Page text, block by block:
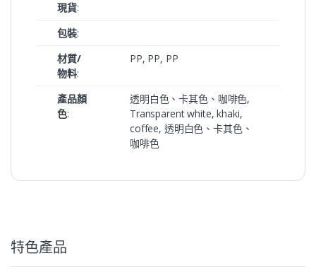
現貨:
包裝:
材質/
物料:
PP, PP, PP
產品顏
色:
透明白色、卡其色、咖啡色,
Transparent white, khaki,
coffee, 透明白色、卡其色、
咖啡色
特色產品